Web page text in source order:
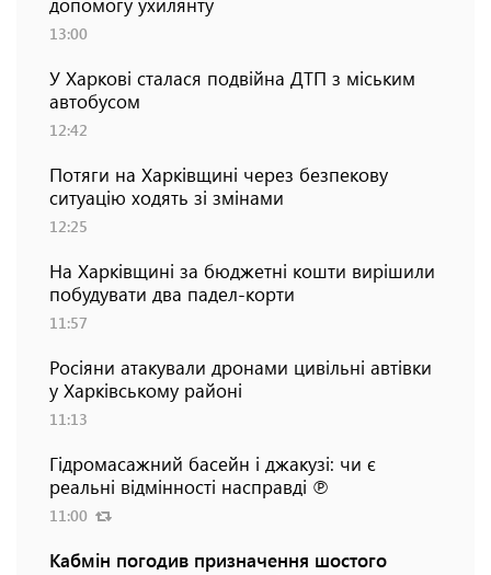
13:00
У Харкові сталася подвійна ДТП з міським
автобусом
12:42
Потяги на Харківщині через безпекову
ситуацію ходять зі змінами
12:25
На Харківщині за бюджетні кошти вирішили
побудувати два падел-корти
11:57
Росіяни атакували дронами цивільні автівки
у Харківському районі
11:13
Гідромасажний басейн і джакузі: чи є
реальні відмінності насправді ℗
11:00
Кабмін погодив призначення шостого